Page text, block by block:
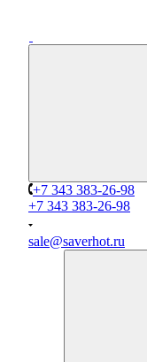
+7 343 383-26-98
+7 343 383-26-98
sale@saverhot.ru